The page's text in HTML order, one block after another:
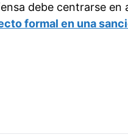
debe centrarse en
formal en una